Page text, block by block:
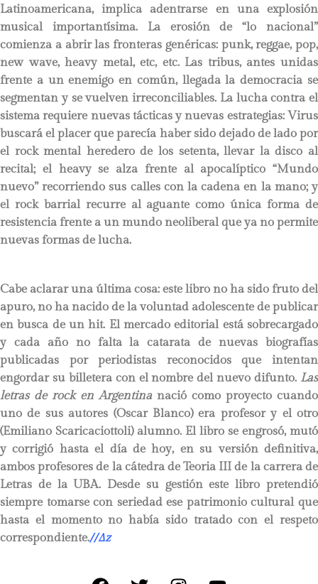
Latinoamericana, implica adentrarse en una explosión
musical importantísima. La erosión de “lo nacional”
comienza a abrir las fronteras genéricas: punk, reggae, pop,
new wave, heavy metal, etc, etc. Las tribus, antes unidas
frente a un enemigo en común, llegada la democracia se
segmentan y se vuelven irreconciliables. La lucha contra el
sistema requiere nuevas tácticas y nuevas estrategias: Virus
buscará el placer que parecía haber sido dejado de lado por
el rock mental heredero de los setenta, llevar la disco al
recital; el heavy se alza frente al apocalíptico “Mundo
nuevo” recorriendo sus calles con la cadena en la mano; y
el rock barrial recurre al aguante como única forma de
resistencia frente a un mundo neoliberal que ya no permite
nuevas formas de lucha.
Cabe aclarar una última cosa: este libro no ha sido fruto del
apuro, no ha nacido de la voluntad adolescente de publicar
en busca de un hit. El mercado editorial está sobrecargado
y cada año no falta la catarata de nuevas biografías
publicadas por periodistas reconocidos que intentan
engordar su billetera con el nombre del nuevo difunto. Las
letras de rock en Argentinanació como proyecto cuando
uno de sus autores (Oscar Blanco) era profesor y el otro
(Emiliano Scaricaciottoli) alumno. El libro se engrosó, mutó
y corrigió hasta el día de hoy, en su versión definitiva,
ambos profesores de la cátedra de Teoria III de la carrera de
Letras de la UBA. Desde su gestión este libro pretendió
siempre tomarse con seriedad ese patrimonio cultural que
hasta el momento no había sido tratado con el respeto
correspondiente.//∆z